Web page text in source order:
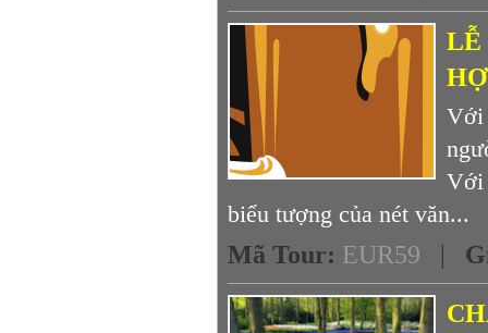
LỄ
Với
Với
biểu tượng của nét văn...
Mã Tour: EUR59 |